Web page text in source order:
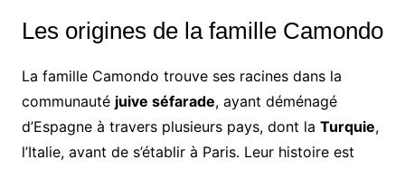
Les origines de la famille Camondo
La famille Camondo trouve ses racines dans la
communauté juive séfarade, ayant déménagé
d’Espagne à travers plusieurs pays, dont la Turquie,
l’Italie, avant de s’établir à Paris. Leur histoire est